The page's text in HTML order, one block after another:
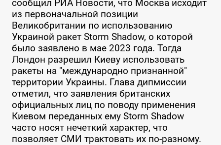
сообщил РИА Новости, что Москва исходит
из первоначальной позиции
Великобритании по использованию
Украиной ракет Storm Shadow, о которой
было заявлено в мае 2023 года. Тогда
Лондон разрешил Киеву использовать
ракеты на "международно признанной"
территории Украины. Глава дипмиссии
отметил, что заявления британских
официальных лиц по поводу применения
Киевом переданных ему Storm Shadow
часто носят нечеткий характер, что
позволяет СМИ трактовать их по-разному.